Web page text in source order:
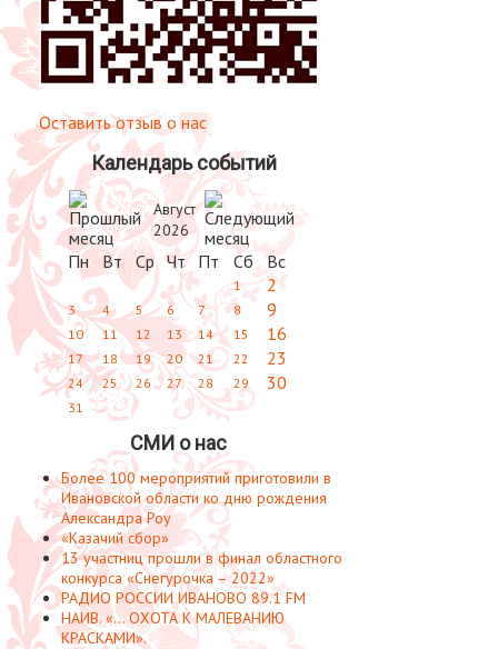
Оставить отзыв о нас
Календарь событий
Август
2026
Пн Вт Ср Чт Пт Сб Вс
1 2
3 4 5 6 7 8 9
10 11 12 13 14 15 16
17 18 19 20 21 22 23
24 25 26 27 28 29 30
31
СМИ о нас
Более 100 мероприятий приготовили в
Ивановской области ко дню рождения
Александра Роу
«Казачий сбор»
13 участниц прошли в финал областного
конкурса «Снегурочка – 2022»
РАДИО РОССИИ ИВАНОВО 89.1 FM
НАИВ. «... ОХОТА К МАЛЕВАНИЮ
КРАСКАМИ».